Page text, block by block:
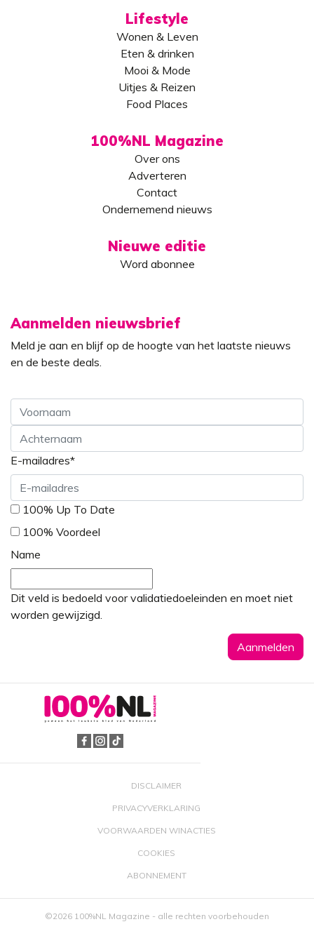
Lifestyle
Wonen & Leven
Eten & drinken
Mooi & Mode
Uitjes & Reizen
Food Places
100%NL Magazine
Over ons
Adverteren
Contact
Ondernemend nieuws
Nieuwe editie
Word abonnee
Aanmelden nieuwsbrief
Meld je aan en blijf op de hoogte van het laatste nieuws
en de beste deals.
Voornaam
Achternaam
E-mailadres*
* 100% Up To Date
100% Voordeel
Name
Dit veld is bedoeld voor validatiedoeleinden en moet niet
worden gewijzigd.
DISCLAIMER
PRIVACYVERKLARING
VOORWAARDEN WINACTIES
COOKIES
ABONNEMENT
©2026 100%NL Magazine - alle rechten voorbehouden